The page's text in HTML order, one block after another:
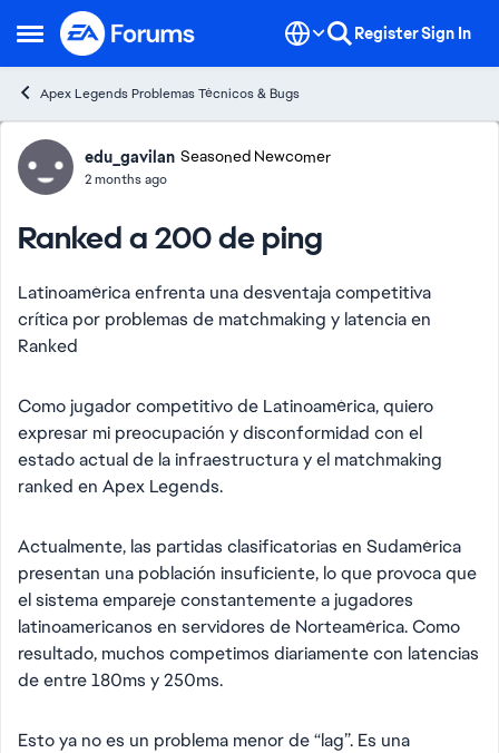
Open Side Menu
Skip to content RegisterSign In
Apex Legends Problemas Técnicos & Bugs
Forum Discussion
edu_gavilan Seasoned Newcomer
2 months ago
Ranked a 200 de ping
Latinoamérica enfrenta una desventaja competitiva
crítica por problemas de matchmaking y latencia en
Ranked
Como jugador competitivo de Latinoamérica, quiero
expresar mi preocupación y disconformidad con el
estado actual de la infraestructura y el matchmaking
ranked en Apex Legends.
Actualmente, las partidas clasificatorias en Sudamérica
presentan una población insuficiente, lo que provoca que
el sistema empareje constantemente a jugadores
latinoamericanos en servidores de Norteamérica. Como
resultado, muchos competimos diariamente con latencias
de entre 180ms y 250ms.
Esto ya no es un problema menor de “lag”. Es una